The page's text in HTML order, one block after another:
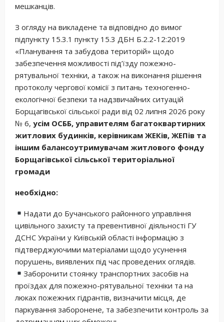
мешканців.
З огляду на викладене та відповідно до вимог
підпункту 15.3.1 пункту 15.3 ДБН Б.2.2-12:2019
«Планування та забудова територій» щодо
забезпечення можливості під’їзду пожежно-
рятувальної техніки, а також на виконання рішення
протоколу чергової комісії з питань техногенно-
екологічної безпеки та надзвичайних ситуацій
Борщагівської сільської ради від 02 липня 2026 року
№ 6, усім ОСББ, управителям багатоквартирних
житлових будинків, керівникам ЖЕКів, ЖЕПів та
іншим балансоутримувачам житлового фонду
Борщагівської сільської територіальної
громади
необхідно:
Надати до Бучанського районного управління
цивільного захисту та превентивної діяльності ГУ
ДСНС України у Київській області інформацію з
підтверджуючими матеріалами щодо усунення
порушень, виявлених під час проведених оглядів.
Заборонити стоянку транспортних засобів на
проїздах для пожежно-рятувальної техніки та на
люках пожежних гідрантів, визначити місця, де
паркування заборонене, та забезпечити контроль за